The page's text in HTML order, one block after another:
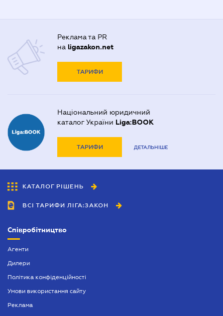
Реклама та PR
на ligazakon.net
ТАРИФИ
Національний юридичний
каталог України Liga:BOOK
ТАРИФИ ДЕТАЛЬНІШЕ
КАТАЛОГ РІШЕНЬ
ВСІ ТАРИФИ ЛІГА:ЗАКОН
Співробітництво
Агенти
Дилери
Політика конфіденційності
Умови використання сайту
Реклама